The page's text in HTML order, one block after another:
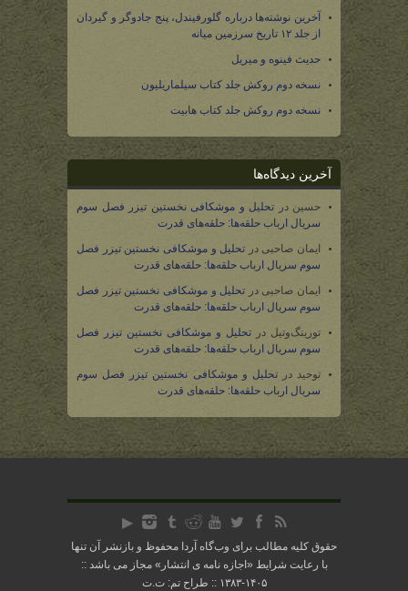
آخرین نوشته‌ها درباره گلورفیندل، پنج جادوگر و گیردان
از جلد ۱۲ تاریخ سرزمین میانه
حدیث فینوه و میریل
نسخه دوم روکش جلد کتاب سیلماریلیون
نسخه دوم روکش جلد کتاب هابیت
آخرین دیدگاه‌ها
حسین در تحلیل و موشکافی نخستین تیزر فصل سوم
سریال ارباب حلقه‌ها: حلقه‌های قدرت
ایمان صاحبی در تحلیل و موشکافی نخستین تیزر فصل
سوم سریال ارباب حلقه‌ها: حلقه‌های قدرت
ایمان صاحبی در تحلیل و موشکافی نخستین تیزر فصل
سوم سریال ارباب حلقه‌ها: حلقه‌های قدرت
تورینگ‌وتیل در تحلیل و موشکافی نخستین تیزر فصل
سوم سریال ارباب حلقه‌ها: حلقه‌های قدرت
توحید درتحلیل و موشکافی نخستین تیزر فصل سوم
سریال ارباب حلقه‌ها: حلقه‌های قدرت
حقوق کلیه مطالب برای وب‌گاه آردا محفوظ و بازنشر آن تنها
با رعایت شرایط « اجازه نامه ی انتشار » مجاز می باشد ::
۱۴۰۵-۱۳۸۳ :: طراح تم: ت.ت